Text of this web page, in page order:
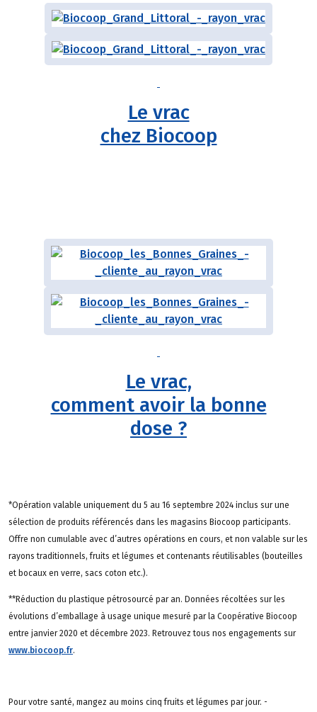
Le vrac
chez Biocoop
Le vrac,
comment avoir la bonne
dose ?
*Opération valable uniquement du 5 au 16 septembre 2024 inclus sur une
sélection de produits référencés dans les magasins Biocoop participants.
Offre non cumulable avec d’autres opérations en cours, et non valable sur les
rayons traditionnels, fruits et légumes et contenants réutilisables (bouteilles
et bocaux en verre, sacs coton etc.).
**Réduction du plastique pétrosourcé par an. Données récoltées sur les
évolutions d’emballage à usage unique mesuré par la Coopérative Biocoop
entre janvier 2020 et décembre 2023. Retrouvez tous nos engagements sur
www.biocoop.fr.
Pour votre santé, mangez au moins cinq fruits et légumes par jour. -